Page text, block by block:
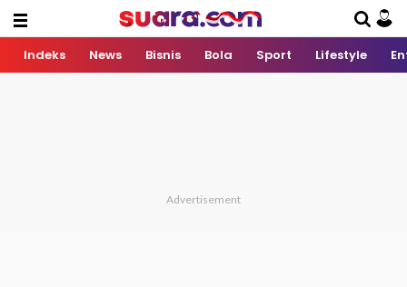
Indeks News Bisnis Bola Sport Lifestyle